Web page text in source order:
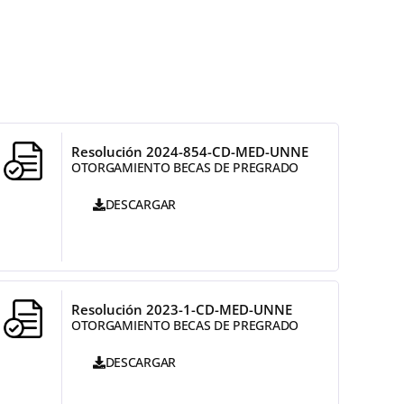
Resolución 2024-854-CD-MED-UNNE
OTORGAMIENTO BECAS DE PREGRADO
DESCARGAR
Resolución 2023-1-CD-MED-UNNE
OTORGAMIENTO BECAS DE PREGRADO
DESCARGAR